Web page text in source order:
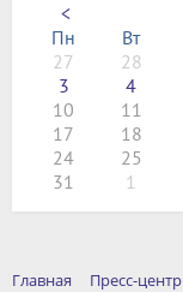
<
Пн
Вт
27
28
3
4
10
11
17
18
24
25
31
1
Главная Пресс-центр